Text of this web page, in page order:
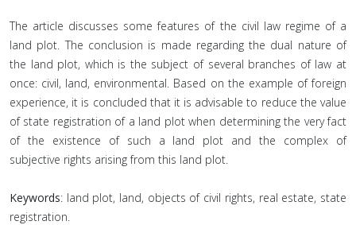
The article discusses some features of the civil law regime of a
land plot. The conclusion is made regarding the dual nature of
the land plot, which is the subject of several branches of law at
once: civil, land, environmental. Based on the example of foreign
experience, it is concluded that it is advisable to reduce the value
of state registration of a land plot when determining the very fact
of the existence of such a land plot and the complex of
subjective rights arising from this land plot.
Keywords: land plot, land, objects of civil rights, real estate, state
registration.